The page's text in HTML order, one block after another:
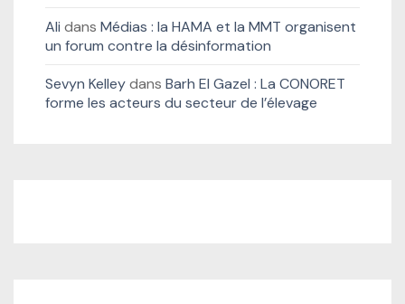
Ali dans Médias : la HAMA et la MMT organisent
un forum contre la désinformation
Sevyn Kelleydans Barh El Gazel : La CONORET
forme les acteurs du secteur de l’élevage